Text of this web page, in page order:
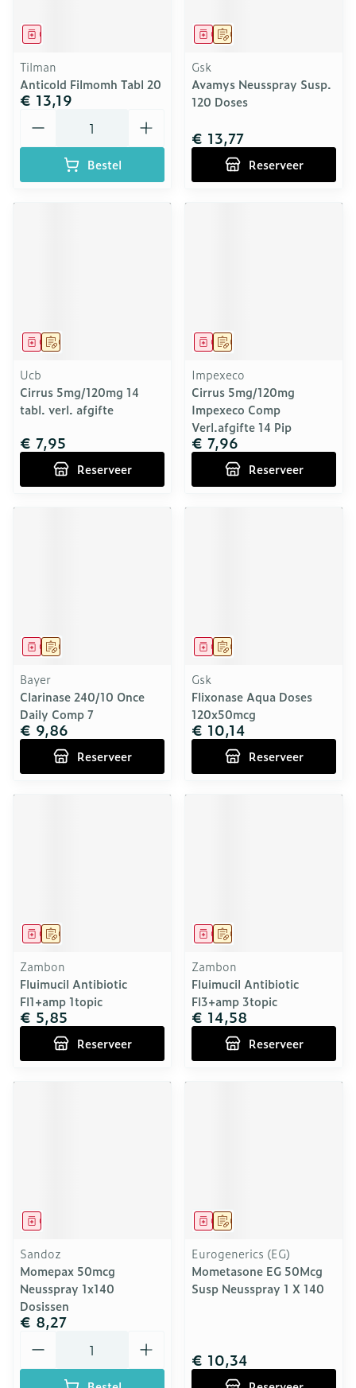
Geneesmiddel
Tilman
Anticold Filmomh Tabl 20
€ 13,19
Bestel
Op voorschrift
Geneesmiddel
Gsk
Avamys Neusspray Susp.
120 Doses
€ 13,77
Reserveer
Op voorschrift
Geneesmiddel
Ucb
Cirrus 5mg/120mg 14
tabl. verl. afgifte
€ 7,95
Reserveer
Op voorschrift
Geneesmiddel
Impexeco
Cirrus 5mg/120mg
Impexeco Comp
Verl.afgifte 14 Pip
€ 7,96
Reserveer
Op voorschrift
Geneesmiddel
Bayer
Clarinase 240/10 Once
Daily Comp 7
€ 9,86
Reserveer
Op voorschrift
Geneesmiddel
Gsk
Flixonase Aqua Doses
120x50mcg
€ 10,14
Reserveer
Op voorschrift
Geneesmiddel
Zambon
Fluimucil Antibiotic
Fl1+amp 1topic
€ 5,85
Reserveer
Op voorschrift
Geneesmiddel
Zambon
Fluimucil Antibiotic
Fl3+amp 3topic
€ 14,58
Reserveer
Geneesmiddel
Sandoz
Momepax 50mcg
Neusspray 1x140
Dosissen
€ 8,27
Op voorschrift
Geneesmiddel
Eurogenerics (EG)
Mometasone EG 50Mcg
Susp Neusspray 1 X 140
€ 10,34